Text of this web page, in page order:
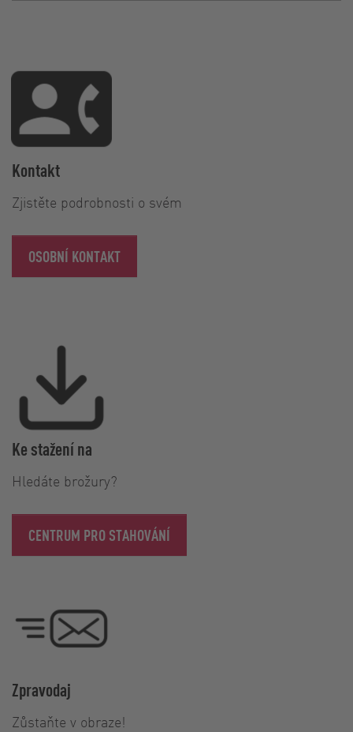
Kontakt
Zjistěte podrobnosti o svém
OSOBNÍ KONTAKT
Ke stažení na
Hledáte brožury?
CENTRUM PRO STAHOVÁNÍ
Zpravodaj
Zůstaňte v obraze!